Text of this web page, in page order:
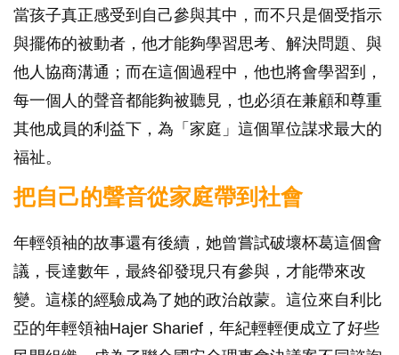
當孩子真正感受到自己參與其中，而不只是個受指示
與擺佈的被動者，他才能夠學習思考、解決問題、與
他人協商溝通；而在這個過程中，他也將會學習到，
每一個人的聲音都能夠被聽見，也必須在兼顧和尊重
其他成員的利益下，為「家庭」這個單位謀求最大的
福祉。
把自己的聲音從家庭帶到社會
年輕領袖的故事還有後續，她曾嘗試破壞杯葛這個會
議，長達數年，最終卻發現只有參與，才能帶來改
變。這樣的經驗成為了她的政治啟蒙。這位來自利比
亞的年輕領袖Hajer Sharief，年紀輕輕便成立了好些